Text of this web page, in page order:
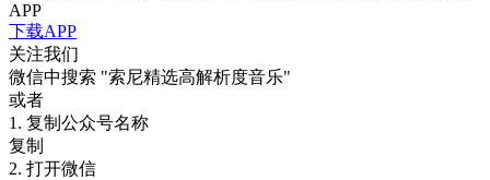
APP
下载APP
关注我们
微信中搜索 "索尼精选高解析度音乐"
或者
1. 复制公众号名称
复制
2. 打开微信